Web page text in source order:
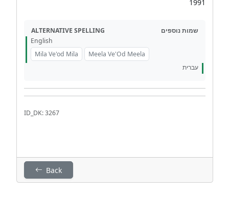
1991
ALTERNATIVE SPELLING
שמות נוספים
English
Mila Ve'od Mila
Meela Ve'Od Meela
עברית
ID_DK: 3267
Back